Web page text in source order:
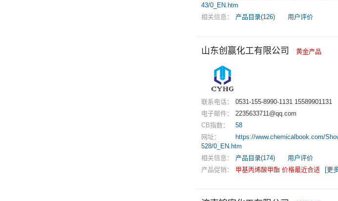
43/0_EN.htm
相关信息：
产品目录(126) 用户评价
山东创赢化工有限公司 黄金产品
联系电话：
0531-155-8990-1131 15589901131
电子邮件：
2235633711@qq.com
CB指数：
58
网址：
https://www.chemicalbook.com/
528/0_EN.htm
相关信息：
产品目录(174)
用户评价
产品促销：
甲基丙烯酸甲酯 价格最近合适 [更